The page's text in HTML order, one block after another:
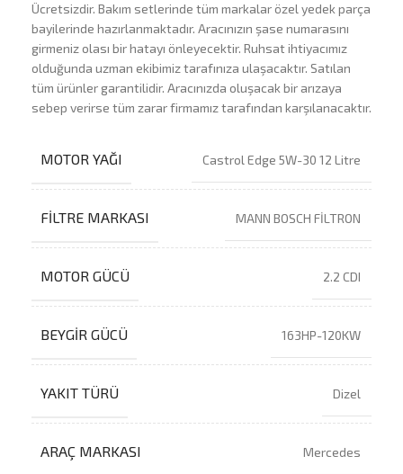
Ücretsizdir. Bakım setlerinde tüm markalar özel yedek parça
bayilerinde hazırlanmaktadır. Aracınızın şase numarasını
girmeniz olası bir hatayı önleyecektir. Ruhsat ihtiyacımız
olduğunda uzman ekibimiz tarafınıza ulaşacaktır. Satılan
tüm ürünler garantilidir. Aracınızda oluşacak bir arızaya
sebep verirse tüm zarar firmamız tarafından karşılanacaktır.
MOTOR YAĞI Castrol Edge 5W-30 12 Litre
FILTRE MARKASI MANN BOSCH FİLTRON
MOTOR GÜCÜ 2.2 CDI
BEYGIR GÜCÜ 163HP-120KW
YAKIT TÜRÜ Dizel
ARAÇ MARKASI Mercedes